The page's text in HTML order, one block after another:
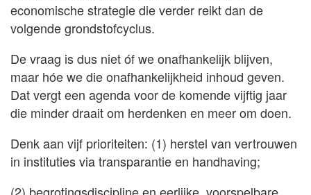
economische strategie die verder reikt dan de
volgende grondstofcyclus.
De vraag is dus niet óf we onafhankelijk blijven,
maar hóe we die onafhankelijkheid inhoud geven.
Dat vergt een agenda voor de komende vijftig jaar
die minder draait om herdenken en meer om doen.
Denk aan vijf prioriteiten: (1) herstel van vertrouwen
in instituties via transparantie en handhaving;
(2) begrotingsdiscipline en eerlijke, voorspelbare